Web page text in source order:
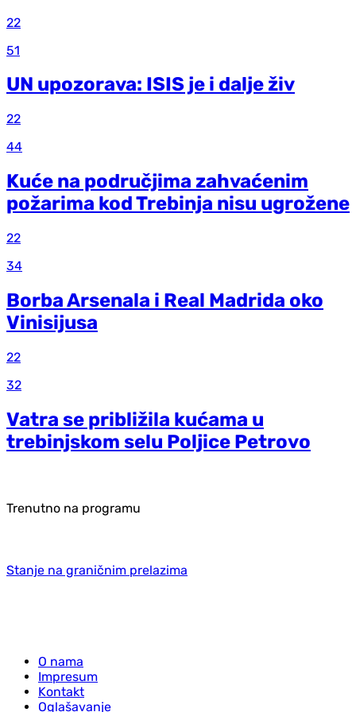
22
51
UN upozorava: ISIS je i dalje živ
22
44
Kuće na područjima zahvaćenim
požarima kod Trebinja nisu ugrožene
22
34
Borba Arsenala i Real Madrida oko
Vinisijusa
22
32
Vatra se približila kućama u
trebinjskom selu Poljice Petrovo
Trenutno na programu
Stanje na graničnim prelazima
O nama
Impresum
Kontakt
Oglašavanje